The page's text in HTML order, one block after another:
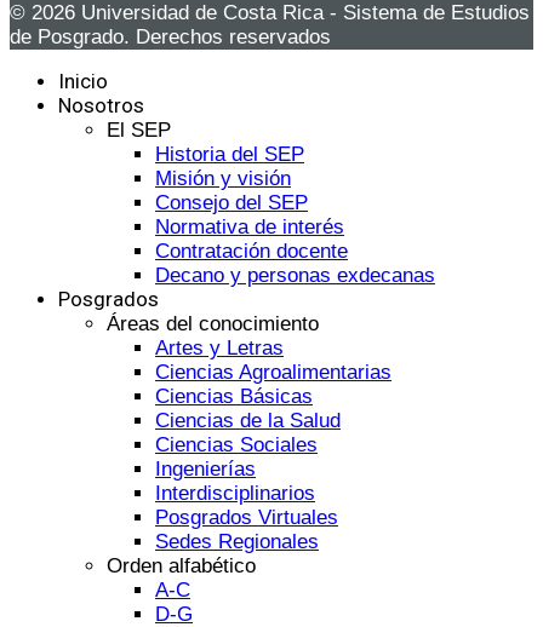
© 2026 Universidad de Costa Rica - Sistema de Estudios
de Posgrado. Derechos reservados
Inicio
Nosotros
El SEP
Historia del SEP
Misión y visión
Consejo del SEP
Normativa de interés
Contratación docente
Decano y personas exdecanas
Posgrados
Áreas del conocimiento
Artes y Letras
Ciencias Agroalimentarias
Ciencias Básicas
Ciencias de la Salud
Ciencias Sociales
Ingenierías
Interdisciplinarios
Posgrados Virtuales
Sedes Regionales
Orden alfabético
A-C
D-G